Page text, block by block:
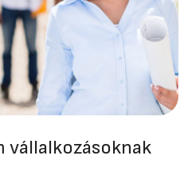
vállalkozásoknak